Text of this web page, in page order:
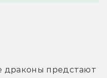
драконы предстают